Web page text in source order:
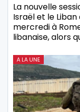
La nouvelle
Israël et le
mercredi à
libanaise, alors
A LA UNE